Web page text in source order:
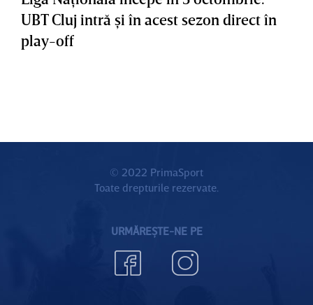
UBT Cluj intră şi în acest sezon direct în
play-off
© 2022 PrimaSport
Toate drepturile rezervate.
URMĂREȘTE-NE PE